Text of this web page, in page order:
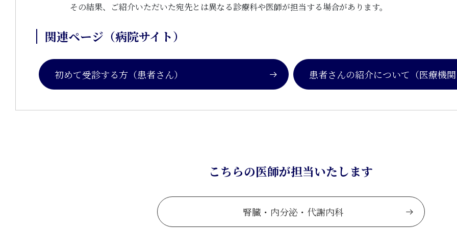
その結果、ご紹介いただいた宛先とは異なる診療科や医師が担当する場合があります。
関連ページ（病院サイト）
初めて受診する方（患者さん） 患者さんの紹介について （医療機
こちらの医師が担当いたします
腎臓・内分泌・代謝内科